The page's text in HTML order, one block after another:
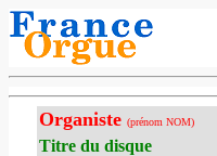
Organiste (prénom NOM)
Titre du disque